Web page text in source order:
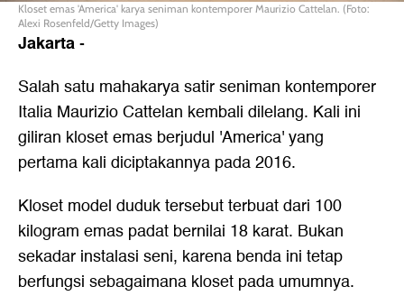
Kloset emas 'America' karya seniman kontemporer Maurizio Cattelan. (Foto:
Alexi Rosenfeld/Getty Images)
Jakarta-
Salah satu mahakarya satir seniman kontemporer
Italia Maurizio Cattelan kembali dilelang. Kali ini
giliran kloset emas berjudul 'America' yang
pertama kali diciptakannya pada 2016.
Kloset model duduk tersebut terbuat dari 100
kilogram emas padat bernilai 18 karat. Bukan
sekadar instalasi seni, karena benda ini tetap
berfungsi sebagaimana kloset pada umumnya.